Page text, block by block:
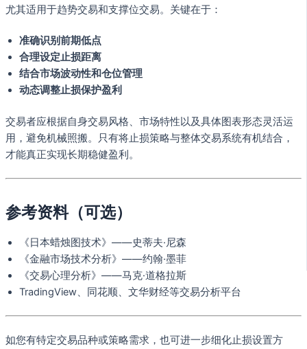
尤其适用于趋势交易和支撑位交易。关键在于：
准确识别前期低点
合理设定止损距离
结合市场波动性和仓位管理
动态调整止损保护盈利
交易者应根据自身交易风格、市场特性以及具体图表形态灵活运
用，避免机械照搬。只有将止损策略与整体交易系统有机结合，
才能真正实现长期稳健盈利。
参考资料（可选）
《日本蜡烛图技术》——史蒂夫·尼森
《金融市场技术分析》——约翰·墨菲
《交易心理分析》——马克·道格拉斯
TradingView、同花顺、文华财经等交易分析平台
如您有特定交易品种或策略需求，也可进一步细化止损设置方